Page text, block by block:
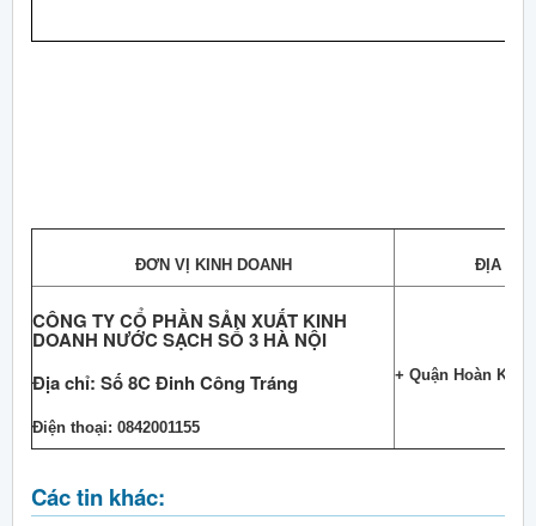
ĐƠN VỊ KINH DOANH ĐỊA
CÔNG TY CỔ PHẦN SẢN XUẤT KINH
DOANH NƯỚC SẠCH SỐ 3 HÀ NỘI
Địa chỉ: Số 8C Đinh Công Tráng
Điện thoại: 0842001155
+ Quận Hoàn Kiếm
Các tin khác: